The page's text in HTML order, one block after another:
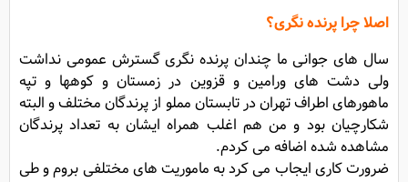
اصلا چرا پرنده نگری؟
سال های جوانی ما چندان پرنده نگری گسترش عمومی نداشت
ولی دشت های ورامین و قزوین در زمستان و کوهها و تپه
ماهورهای اطراف تهران در تابستان مملو از پرندگان مختلف و البته
شکارچیان بود و من هم اغلب همراه ایشان به تعداد پرندگان
مشاهده شده اضافه می کردم.
ضرورت کاری ایجاب می کرد به ماموریت های مختلفی بروم و طی